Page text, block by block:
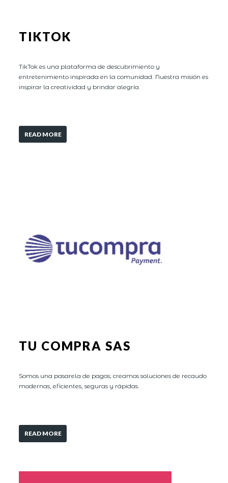
TIKTOK
TikTok es una plataforma de descubrimiento y
entretenimiento inspirada en la comunidad. Nuestra misión es
inspirar la creatividad y brindar alegría.
READ MORE
TU COMPRA SAS
Somos una pasarela de pagos; creamos soluciones de recaudo
modernas, eficientes, seguras y rápidas.
READ MORE